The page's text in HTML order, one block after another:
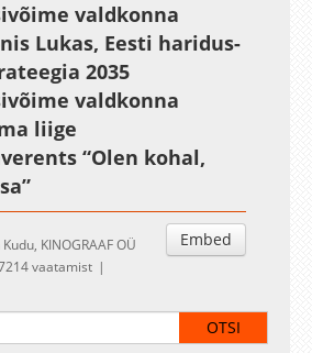
valdkonna
Lukas, Eesti haridus-
2035
valdkonna
liige
“Olen kohal,
Embed
KINOGRAAF OÜ
vaatamist